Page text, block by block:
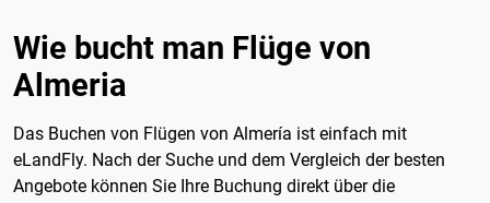
Wie bucht man Flüge von
Almeria
Das Buchen von Flügen von Almería ist einfach mit
eLandFly. Nach der Suche und dem Vergleich der besten
Angebote können Sie Ihre Buchung direkt über die